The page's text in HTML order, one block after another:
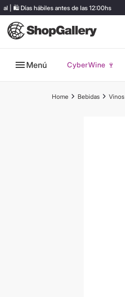
🛍️ Días hábiles antes de las 12:00hs
Menú CyberWine 🍷
Bebidas Vinos